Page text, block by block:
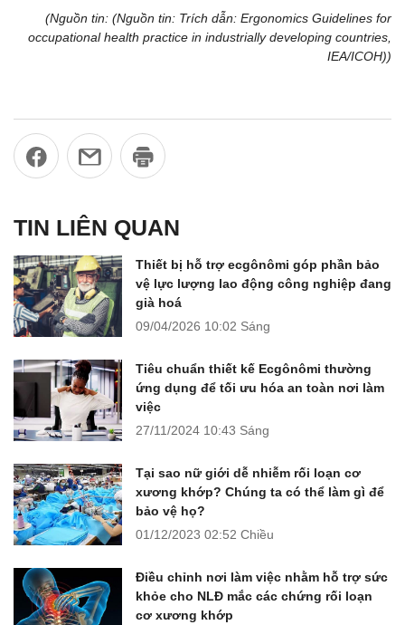
(Nguồn tin: (Nguồn tin: Trích dẫn: Ergonomics Guidelines for
occupational health practice in industrially developing countries,
IEA/ICOH))
TIN LIÊN QUAN
Thiết bị hỗ trợ ecgônômi góp phần bảo
vệ lực lượng lao động công nghiệp đang
già hoá
09/04/2026 10:02 Sáng
Tiêu chuẩn thiết kế Ecgônômi thường
ứng dụng để tối ưu hóa an toàn nơi làm
việc
27/11/2024 10:43 Sáng
Tại sao nữ giới dễ nhiễm rối loạn cơ
xương khớp? Chúng ta có thể làm gì để
bảo vệ họ?
01/12/2023 02:52 Chiều
Điều chỉnh nơi làm việc nhằm hỗ trợ sức
khỏe cho NLĐ mắc các chứng rối loạn
cơ xương khớp